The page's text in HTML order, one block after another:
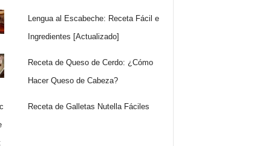
Lengua al Escabeche: Receta Fácil e
Ingredientes [Actualizado]
Receta de Queso de Cerdo: ¿Cómo
Hacer Queso de Cabeza?
Receta de Galletas Nutella Fáciles